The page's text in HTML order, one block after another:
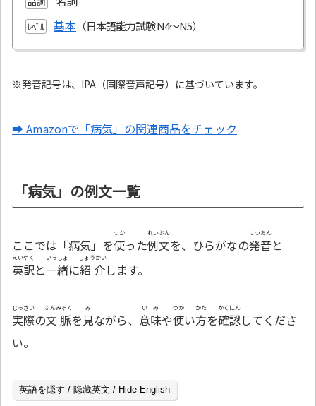
ﾚﾍﾞﾙ 基本
※発音記号は、IPA（国際音声記号）に基づいています。
➡ Amazonで「病気」の関連商品をチェック
「病気」の例文一覧
ここでは「病気」を使
つか
った例文
れいぶん
を、ひらがなの発音
はつおん
と
英訳
えいやく
と一緒
いっしょ
に紹介
しょうかい
します。
実際
じっさい
の文脈
ぶんみゃく
を見
み
ながら、 意味
いみ
や使
つか
い方
かた
を確認
かくにん
してくださ
い。
英語を隠す / 隐藏英文 / Hide English